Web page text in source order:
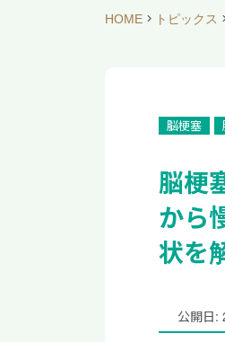
HOME トピックス
脳梗塞
脳梗
から
状を
公開日: